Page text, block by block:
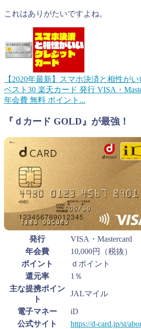
これはありがたいですよね。
【2020年最新】スマホ決済と相性が
ベスト30 楽天カード 発行 VISA・
年会費 無料 ポイント...
『ｄカード GOLD』が最強！
発行
VISA・Mastercard
年会費
10,000円（税抜）
ポイント
ｄポイント
還元率
1％
主な提携ポイン
ト
JALマイル
電子マネー
iD
公式サイト
https://d-card.jp/st/